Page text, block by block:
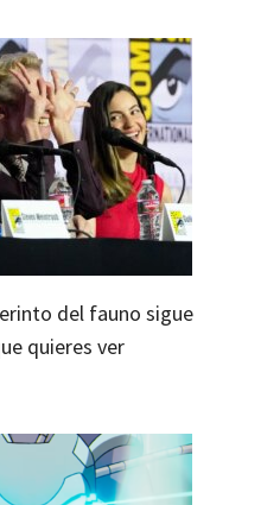
del fauno sigue
quieres ver